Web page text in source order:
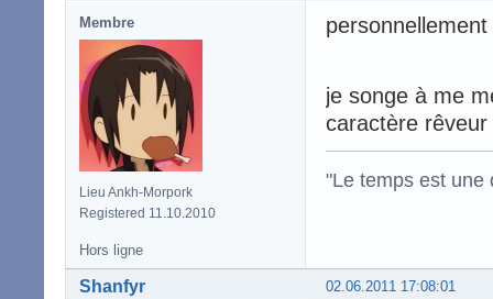
Membre
Lieu Ankh-Morpork
Registered 11.10.2010
je songe à me
caractère
"Le temps est une
Hors ligne
02.06.2011 17:08:01
Shanfyr